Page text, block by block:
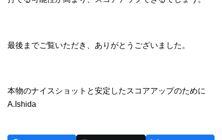
最後までご覧いただき、ありがとうございました。
本物のナイスショットと安定したスコアアップのために
A.Ishida